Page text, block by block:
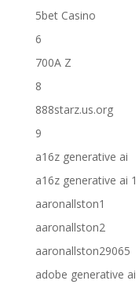
5bet Casino
6
700A Z
8
888starz.us.org
9
a16z generative ai
a16z generative ai 1
aaronallston1
aaronallston2
aaronallston29065
adobe generative ai